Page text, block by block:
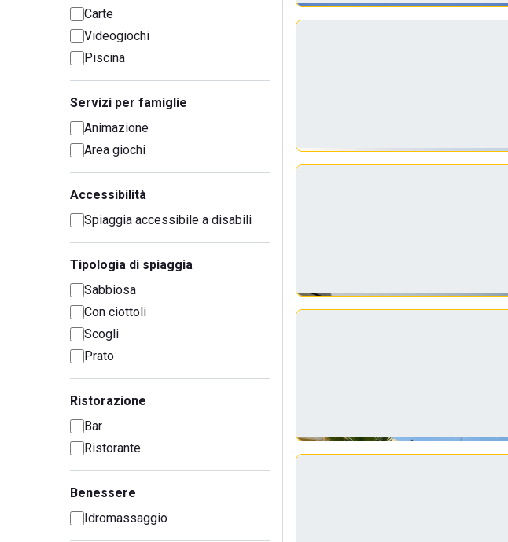
Carte
Videogiochi
Piscina
Servizi per famiglie
Animazione
Area giochi
Accessibilità
Spiaggia accessibile a disabili
Tipologia di spiaggia
Sabbiosa
Con ciottoli
Scogli
Prato
Ristorazione
Bar
Ristorante
Benessere
Idromassaggio